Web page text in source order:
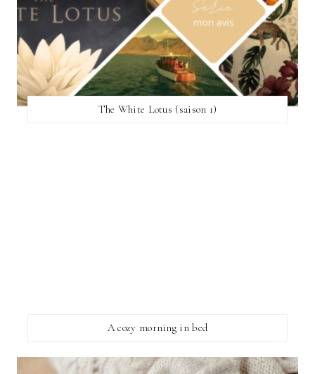
The White Lotus (saison 1)
A cozy morning in bed